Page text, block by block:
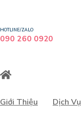
HOTLINE/ZALO
090 260 0920
Giới Thiệu Dịch Vụ